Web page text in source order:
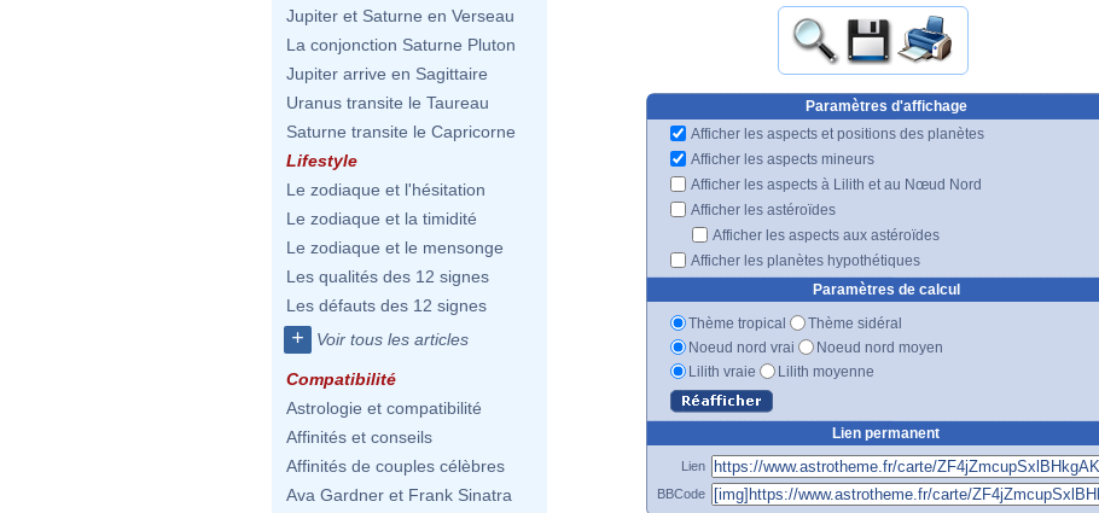
Jupiter et Saturne en Verseau
La conjonction Saturne Pluton
Jupiter arrive en Sagittaire
Uranus transite le Taureau
Saturne transite le Capricorne
Lifestyle
Le zodiaque et l'hésitation
Le zodiaque et la timidité
Le zodiaque et le mensonge
Les qualités des 12 signes
Les défauts des 12 signes
+ Voir tous les articles
Compatibilité
Astrologie et compatibilité
Affinités et conseils
Affinités de couples célèbres
Ava Gardner et Frank Sinatra
Paramètres d'affichage
Afficher les aspects et positions des planètes
Afficher les aspects mineurs
Afficher les aspects à Lilith et au Nœud Nord
Afficher les astéroïdes
Afficher les aspects aux astéroïdes
Afficher les planètes hypothétiques
Paramètres de calcul
Thème tropical
Thème sidéral
Noeud nord vrai
Noeud nord moyen
Lilith vraie
Lilith moyenne
Lien permanent
Lien
BBCode